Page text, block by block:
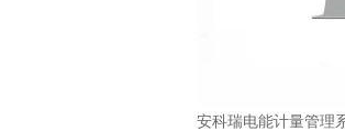
安科瑞电能计量管理